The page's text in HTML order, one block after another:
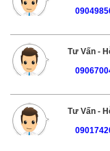
Tư Vấn -
Tư Vấn -